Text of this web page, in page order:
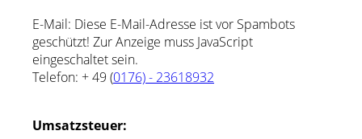
Umsatzsteuer:
Die Umsatzsteuer-Identifikationsnummer, welche
durch § 27a Umsatzsteuergesetz zu benennen ist,